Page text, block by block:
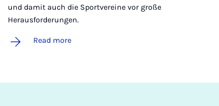
und damit auch die Sportvereine vor große
Herausforderungen.
Read more